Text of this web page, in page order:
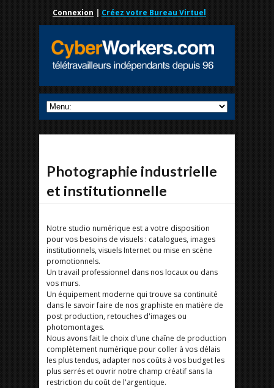
Connexion | Créez votre Bureau Virtuel
Photographie industrielle
et institutionnelle
Notre studio numérique est a votre disposition
pour vos besoins de visuels : catalogues, images
institutionnels, visuels Internet ou mise en scène
promotionnels.
Un travail professionnel dans nos locaux ou dans
vos murs.
Un équipement moderne qui trouve sa continuité
dans le savoir faire de nos graphiste en matière de
post production, retouches d'images ou
photomontages.
Nous avons fait le choix d'une chaîne de production
complètement numérique pour coller à vos délais
les plus tendus, adapter nos coûts à vos budget les
plus serrés et ouvrir notre champ créatif sans la
restriction du coût de l'argentique.